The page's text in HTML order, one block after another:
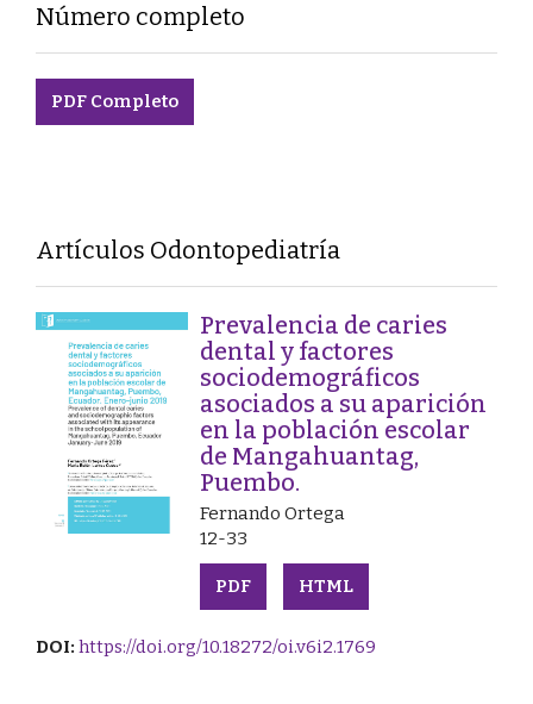
Número completo
PDF Completo
Artículos Odontopediatría
Prevalencia de caries
dental y factores
sociodemográficos
asociados a su aparición
en la población escolar
de Mangahuantag,
Puembo.
Fernando Ortega
12-33
PDF HTML
DOI: https://doi.org/10.18272/oi.v6i2.1769